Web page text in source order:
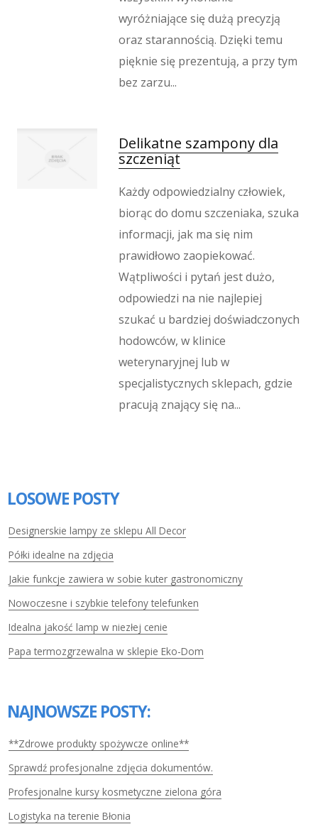
wyróżniające się dużą precyzją
oraz starannością. Dzięki temu
pięknie się prezentują, a przy tym
bez zarzu...
Delikatne szampony dla
szczeniąt
Każdy odpowiedzialny człowiek,
biorąc do domu szczeniaka, szuka
informacji, jak ma się nim
prawidłowo zaopiekować.
Wątpliwości i pytań jest dużo,
odpowiedzi na nie najlepiej
szukać u bardziej doświadczonych
hodowców, w klinice
weterynaryjnej lub w
specjalistycznych sklepach, gdzie
pracują znający się na...
LOSOWE POSTY
Designerskie lampy ze sklepu All Decor
Półki idealne na zdjęcia
Jakie funkcje zawiera w sobie kuter gastronomiczny
Nowoczesne i szybkie telefony telefunken
Idealna jakość lamp w niezłej cenie
Papa termozgrzewalna w sklepie Eko-Dom
NAJNOWSZE POSTY:
**Zdrowe produkty spożywcze online**
Sprawdź profesjonalne zdjęcia dokumentów.
Profesjonalne kursy kosmetyczne zielona góra
Logistyka na terenie Błonia